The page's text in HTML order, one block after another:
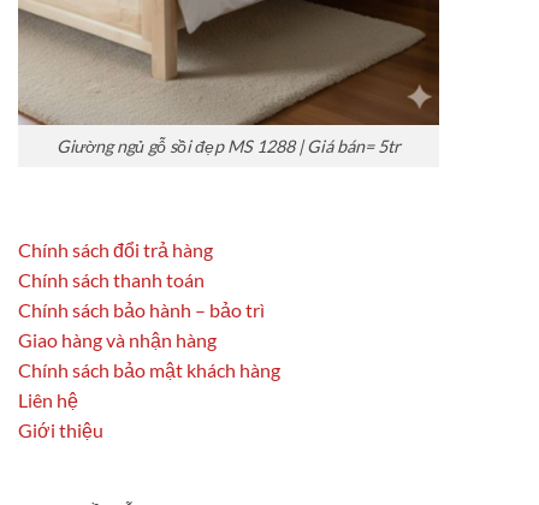
Giường ngủ gỗ sồi đẹp MS 1288 | Giá bán= 5tr
Chính sách đổi trả hàng
Chính sách thanh toán
Chính sách bảo hành – bảo trì
Giao hàng và nhận hàng
Chính sách bảo mật khách hàng
Liên hệ
Giới thiệu